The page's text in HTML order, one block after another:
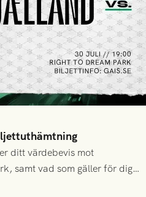
ditt värdebevis mot
samt vad som gäller för dig
förhinder.